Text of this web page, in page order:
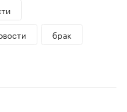
брак